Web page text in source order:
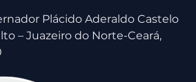
Plácido Aderaldo Castelo
– Juazeiro do Norte-Ceará,